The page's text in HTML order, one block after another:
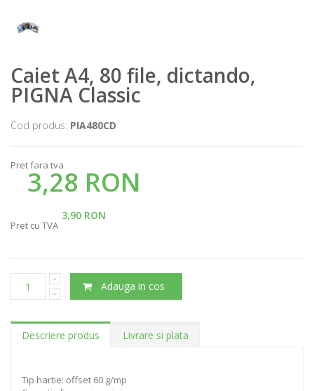
Caiet A4, 80 file, dictando,
PIGNA Classic
Cod produs: PIA480CD
Pret fara tva
3,28 RON
3,90 RON
Pret cu TVA
Adauga in cos
Descriere produs Livrare si plata
Tip hartie: offset 60 g/mp